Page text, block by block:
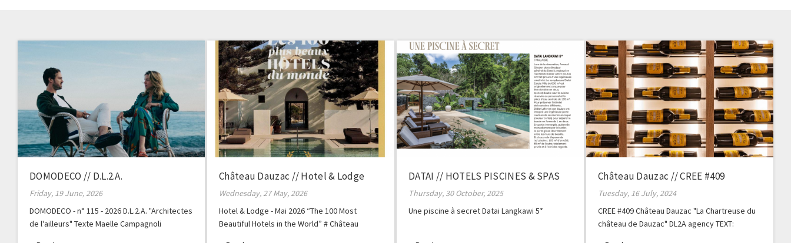
DOMODECO // D.L.2.A.
Friday, 19 June, 2026
DOMODECO - n° 115 - 2026 D.L.2.A. "Architectes
de l'ailleurs" Texte Maelle Campagnoli
Château Dauzac // Hotel & Lodge
Wednesday, 27 May, 2026
Hotel & Lodge - Mai 2026 “The 100 Most
Beautiful Hotels in the World” # Château
DATAI // HOTELS PISCINES & SPAS
Thursday, 30 October, 2025
Une piscine à secret Datai Langkawi 5*
Château Dauzac // CREE #409
Tuesday, 16 July, 2024
CREE #409 Château Dauzac "La Chartreuse du
château de Dauzac" DL2A agency TEXT: